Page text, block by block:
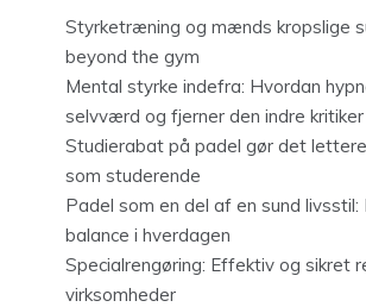
Styrketræning og mænds kropslige
beyond the gym
Mental styrke indefra: Hvordan
selvværd og fjerner den indre kritiker
Studierabat på padel gør det
som studerende
Padel som en del af en sund livsstil:
balance i hverdagen
Specialrengøring: Effektiv og sikret
virksomheder